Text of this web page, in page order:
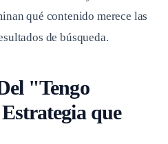
qué contenido merece las
de búsqueda.
"Tengo
que